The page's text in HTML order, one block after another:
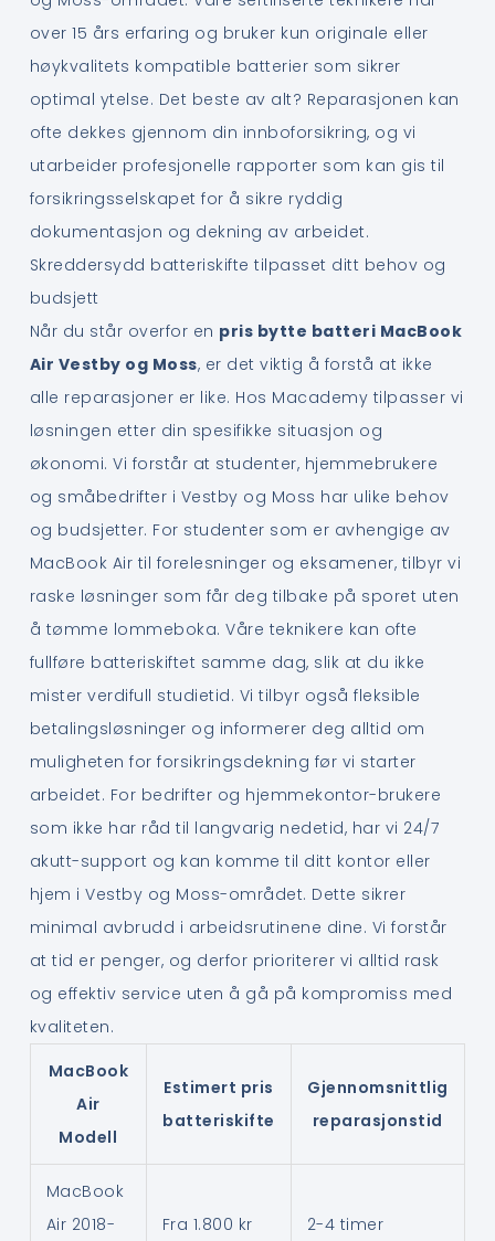
over 15 års erfaring og bruker kun originale eller
høykvalitets kompatible batterier som sikrer
optimal ytelse. Det beste av alt? Reparasjonen kan
ofte dekkes gjennom din innboforsikring, og vi
utarbeider profesjonelle rapporter som kan gis til
forsikringsselskapet for å sikre ryddig
dokumentasjon og dekning av arbeidet.
Skreddersydd batteriskifte tilpasset ditt behov og
budsjett
Når du står overfor en pris bytte batteri MacBook
Air Vestby og Moss, er det viktig å forstå at ikke
alle reparasjoner er like. Hos Macademy tilpasser vi
løsningen etter din spesifikke situasjon og
økonomi. Vi forstår at studenter, hjemmebrukere
og småbedrifter i Vestby og Moss har ulike behov
og budsjetter. For studenter som er avhengige av
MacBook Air til forelesninger og eksamener, tilbyr vi
raske løsninger som får deg tilbake på sporet uten
å tømme lommeboka. Våre teknikere kan ofte
fullføre batteriskiftet samme dag, slik at du ikke
mister verdifull studietid. Vi tilbyr også fleksible
betalingsløsninger og informerer deg alltid om
muligheten for forsikringsdekning før vi starter
arbeidet. For bedrifter og hjemmekontor-brukere
som ikke har råd til langvarig nedetid, har vi 24/7
akutt-support og kan komme til ditt kontor eller
hjem i Vestby og Moss-området. Dette sikrer
minimal avbrudd i arbeidsrutinene dine. Vi forstår
at tid er penger, og derfor prioriterer vi alltid rask
og effektiv service uten å gå på kompromiss med
kvaliteten.
MacBook
Air
Modell
Estimert pris
batteriskifte
Gjennomsnittlig
reparasjonstid
MacBook
Air 2018-
Fra 1.800 kr 2-4 timer